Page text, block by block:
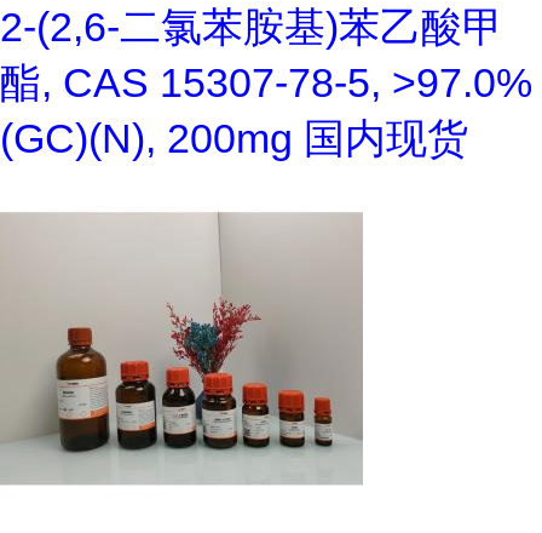
2-(2,6-二氯苯胺基)苯乙酸甲
酯, CAS 15307-78-5, >97.0%
(GC)(N), 200mg 国内现货